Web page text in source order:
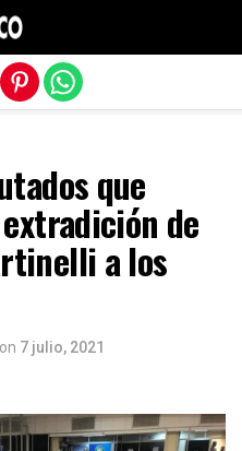
que
de
a los
on 7 julio, 2021
móvil